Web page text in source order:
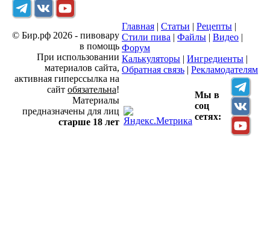
© Бир.рф 2026 - пивовару
в помощь
При использовании
материалов сайта,
активная гиперссылка на
сайт обязательна!
Материалы
предназначены для лиц
старше 18 лет
Главная | Статьи | Рецепты |
Стили пива | Файлы | Видео |
Форум
Калькуляторы | Ингредиенты |
Обратная связь | Рекламодателям
Мы в
соц
сетях: